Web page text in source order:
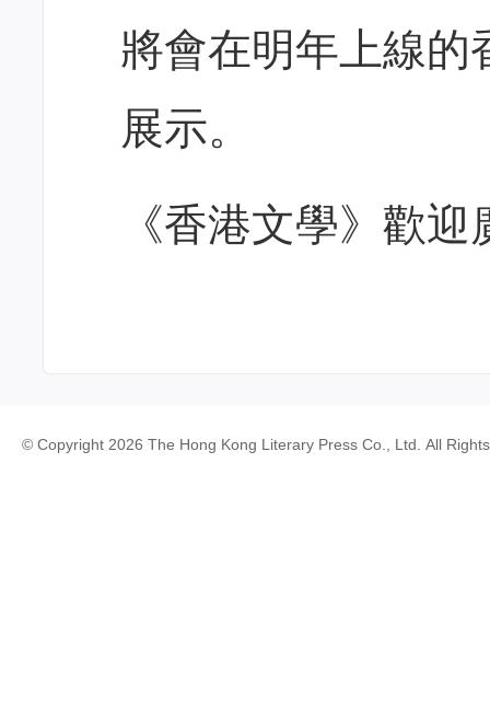
將會在明年上線的
展示。
《香港文學》歡
© Copyright 2026 The Hong Kong Literary Press Co., Ltd. All